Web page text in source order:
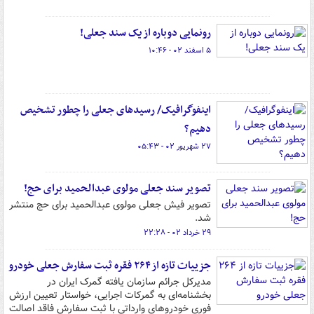
رونمایی دوباره از یک سند جعلی!
۵ اسفند ۰۲ - ۱۰:۴۶
اینفوگرافیک/ رسیدهای جعلی را چطور تشخیص
دهیم؟
۲۷ شهریور ۰۲ - ۰۵:۴۳
تصویر سند جعلی مولوی عبدالحمید برای حج!
تصویر فیش جعلی مولوی عبدالحمید برای حج منتشر
شد.
۲۹ خرداد ۰۲ - ۲۲:۲۸
جزییات تازه از ۲۶۴ فقره ثبت سفارش جعلی خودرو
مدیرکل جرائم سازمان یافته گمرک ایران در
بخشنامه‌ای به گمرکات اجرایی، خواستار تعیین ارزش
فوری خودروهای وارداتی با ثبت سفارش فاقد اصالت